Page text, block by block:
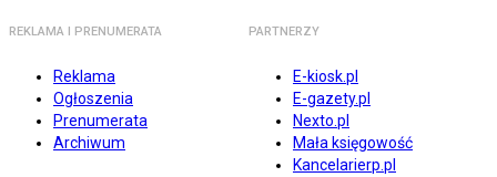
REKLAMA I PRENUMERATA
Reklama
Ogłoszenia
Prenumerata
Archiwum
PARTNERZY
E-kiosk.pl
E-gazety.pl
Nexto.pl
Mała księgowość
Kancelarierp.pl